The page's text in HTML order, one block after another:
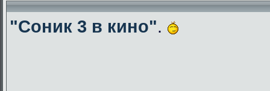
"Соник 3 в кино".